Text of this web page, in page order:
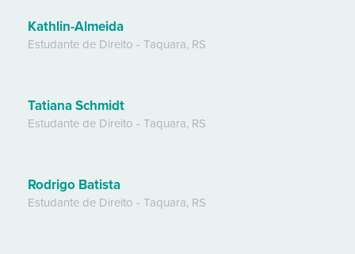
Kathlin-Almeida
Estudante de Direito - Taquara, RS
Tatiana Schmidt
Estudante de Direito - Taquara, RS
Rodrigo Batista
Estudante de Direito - Taquara, RS